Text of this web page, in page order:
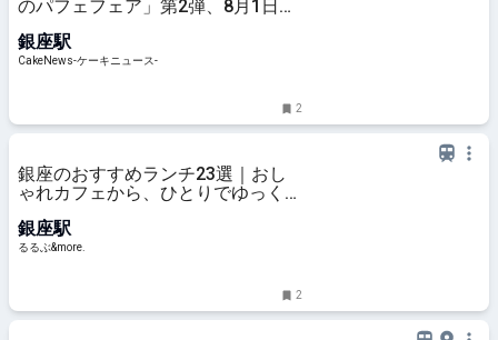
のパフェフェア」第2弾、8月1日よ
弾なども登場
銀座駅
CakeNews-ケーキニュース-
2
銀座のおすすめランチ23選｜おし
ゃれカフェから、ひとりでゆっくり
食・和食まで！｜るるぶ&more.
銀座駅
るるぶ&more.
2